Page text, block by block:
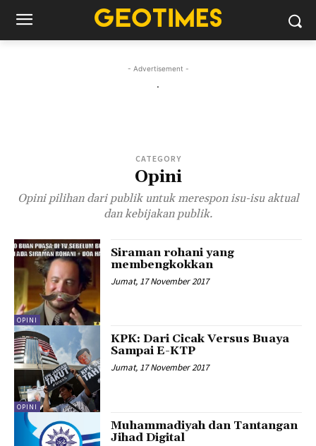
- Advertisement -
.
CATEGORY
Opini
Opini pilihan dari publik untuk merespon isu-isu aktual
dan kebijakan publik.
OPINI
Siraman rohani yang
membengkokkan
Jumat, 17 November 2017
OPINI
KPK: Dari Cicak Versus Buaya
Sampai E-KTP
Jumat, 17 November 2017
Muhammadiyah dan Tantangan
Jihad Digital